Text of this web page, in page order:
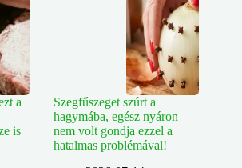
a
is
Szegfűszeget szúrt a
hagymába, egész nyáron
nem volt gondja ezzel a
hatalmas problémával!